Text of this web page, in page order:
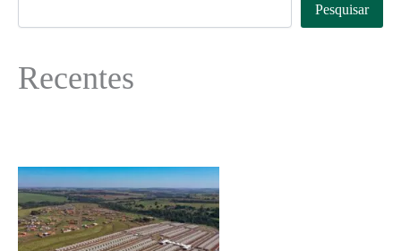
Pesquisar
Recentes